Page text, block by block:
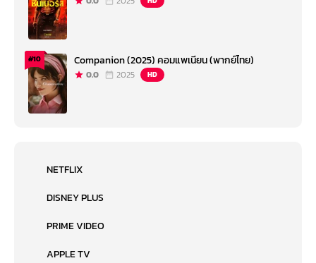
#10 Companion (2025) คอมแพเนียน (พากย์ไทย)
0.0 2025 HD
NETFLIX
DISNEY PLUS
PRIME VIDEO
APPLE TV